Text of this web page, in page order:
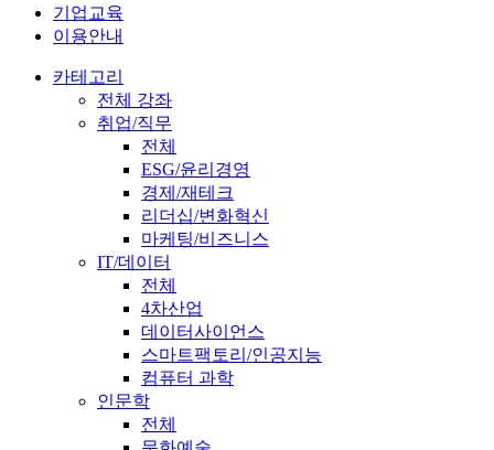
기업교육
이용안내
카테고리
전체 강좌
취업/직무
전체
ESG/윤리경영
경제/재테크
리더십/변화혁신
마케팅/비즈니스
IT/데이터
전체
4차산업
데이터사이언스
스마트팩토리/인공지능
컴퓨터 과학
인문학
전체